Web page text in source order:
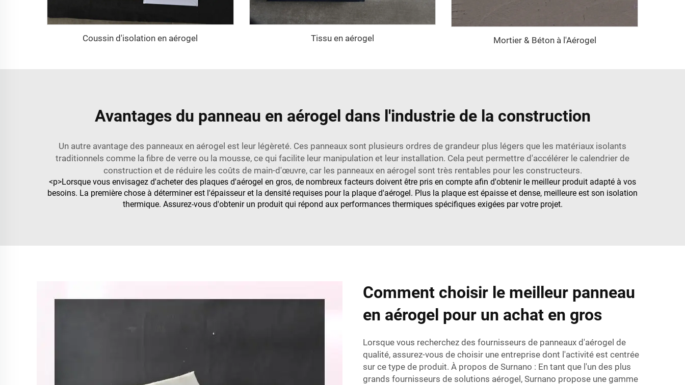
Coussin d'isolation en aérogel Tissu en aérogel Mortier & Béton à l'Aérogel
Avantages du panneau en aérogel dans l'industrie de la construction
Un autre avantage des panneaux en aérogel est leur légèreté. Ces panneaux sont plusieurs ordres de grandeur plus légers que les matériaux isolants
traditionnels comme la fibre de verre ou la mousse, ce qui facilite leur manipulation et leur installation. Cela peut permettre d'accélérer le calendrier de
construction et de réduire les coûts de main-d'œuvre, car les panneaux en aérogel sont très rentables pour les constructeurs.
<p>Lorsque vous envisagez d'acheter des plaques d'aérogel en gros, de nombreux facteurs doivent être pris en compte afin d'obtenir le meilleur produit adapté à vos
besoins. La première chose à déterminer est l'épaisseur et la densité requises pour la plaque d'aérogel. Plus la plaque est épaisse et dense, meilleure est son isolation
thermique. Assurez-vous d'obtenir un produit qui répond aux performances thermiques spécifiques exigées par votre projet.
Comment choisir le meilleur panneau
en aérogel pour un achat en gros
Lorsque vous recherchez des fournisseurs de panneaux d'aérogel de
qualité, assurez-vous de choisir une entreprise dont l'activité est centrée
sur ce type de produit. À propos de Surnano : En tant que l'un des plus
grands fournisseurs de solutions aérogel, Surnano propose une gamme